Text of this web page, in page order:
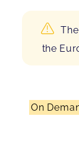
the
On